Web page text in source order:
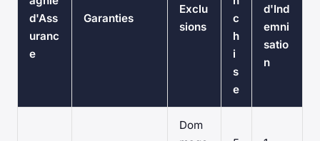
d'Ass
uranc
e
Garanties
Exclu
sions
c
h
i
s
e
d'Ind
emni
satio
n
Dom